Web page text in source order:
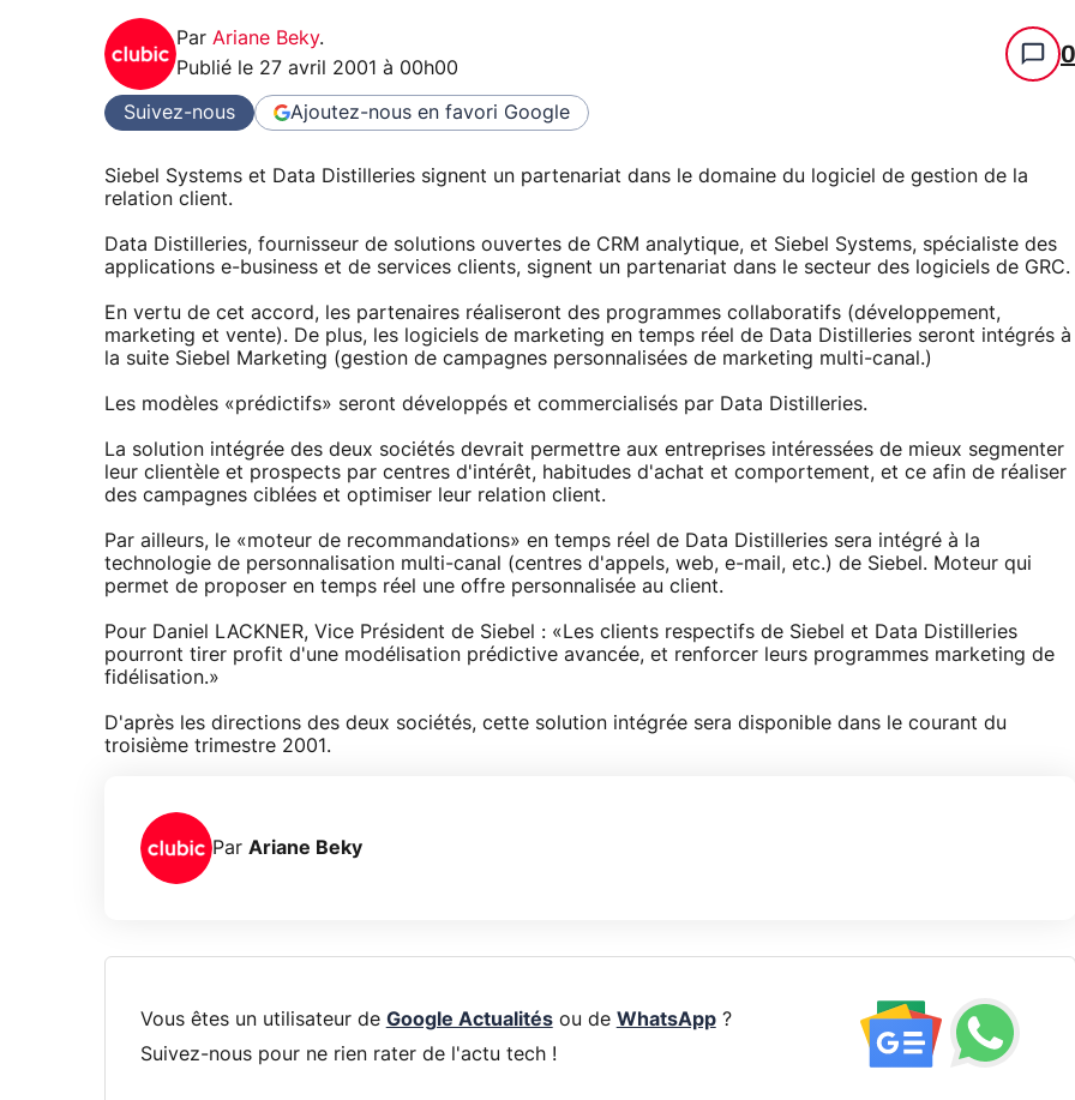
Par Ariane Beky.
Publié le 27 avril 2001 à 00h00 0
Suivez-nous Ajoutez-nous en favori Google
Siebel Systems et Data Distilleries signent un partenariat dans le domaine du logiciel de gestion de la
relation client.
Data Distilleries, fournisseur de solutions ouvertes de CRM analytique, et Siebel Systems, spécialiste des
applications e-business et de services clients, signent un partenariat dans le secteur des logiciels de GRC.
En vertu de cet accord, les partenaires réaliseront des programmes collaboratifs (développement,
marketing et vente). De plus, les logiciels de marketing en temps réel de Data Distilleries seront intégrés à
la suite Siebel Marketing (gestion de campagnes personnalisées de marketing multi-canal.)
Les modèles «prédictifs» seront développés et commercialisés par Data Distilleries.
La solution intégrée des deux sociétés devrait permettre aux entreprises intéressées de mieux segmenter
leur clientèle et prospects par centres d'intérêt, habitudes d'achat et comportement, et ce afin de réaliser
des campagnes ciblées et optimiser leur relation client.
Par ailleurs, le «moteur de recommandations» en temps réel de Data Distilleries sera intégré à la
technologie de personnalisation multi-canal (centres d'appels, web, e-mail, etc.) de Siebel. Moteur qui
permet de proposer en temps réel une offre personnalisée au client.
Pour Daniel LACKNER, Vice Président de Siebel : «Les clients respectifs de Siebel et Data Distilleries
pourront tirer profit d'une modélisation prédictive avancée, et renforcer leurs programmes marketing de
fidélisation.»
D'après les directions des deux sociétés, cette solution intégrée sera disponible dans le courant du
troisième trimestre 2001.
Par Ariane Beky
Vous êtes un utilisateur de Google Actualitésou de WhatsApp?
Suivez-nous pour ne rien rater de l'actu tech !